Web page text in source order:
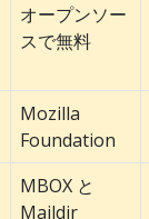
オープンソー
スで無料
Mozilla
Foundation
MBOX と
Maildir